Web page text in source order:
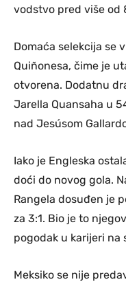
vodstvo pred više od
Domaća selekcija se
Quiñonesa, čime je
otvorena. Dodatnu
Jarella Quansaha u
nad Jesúsom
Iako je Engleska
doći do novog gola.
Rangela dosuđen je
za 3:1. Bio je to
pogodak u karijeri na
Meksiko se nije